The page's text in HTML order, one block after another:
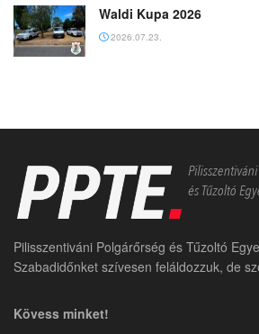
Waldi Kupa 2026
2026.07.23.
Pilisszentiváni Polgárőrség és Tűzoltó
Szabadidőnket szívesen feláldozzuk, de
Kövess minket!